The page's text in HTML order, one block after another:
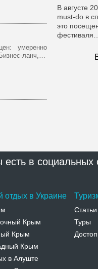
умеренно
ланч,…
В августе
must-do в
это
фестиваля…
в социальных
отдых в Украине
Крым
Крым
Крым
в Алуште
Статьи
Туры